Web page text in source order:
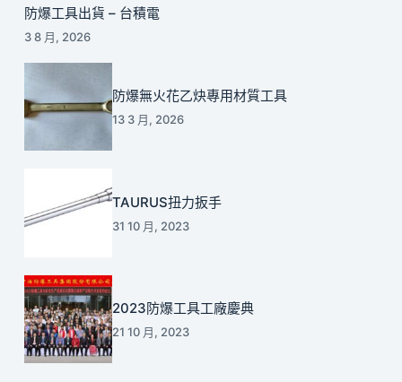
防爆工具出貨 – 台積電
3 8 月, 2026
防爆無火花乙炔專用材質工具
13 3 月, 2026
TAURUS扭力扳手
31 10 月, 2023
2023防爆工具工廠慶典
21 10 月, 2023